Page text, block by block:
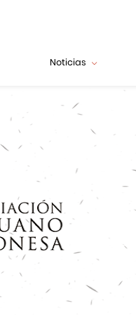
Noticias